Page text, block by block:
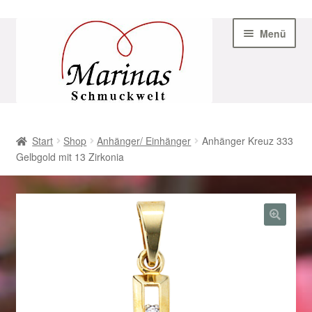
Navigation
Menü
AGB
Beispiel-Seite
Datenschutz
Geschenke zu Ostern 2023
Geschenke zu Ostern 2024
Start Shop Anhänger/ Einhänger
Anhänger Kreuz 333
Gelbgold mit 13 Zirkonia